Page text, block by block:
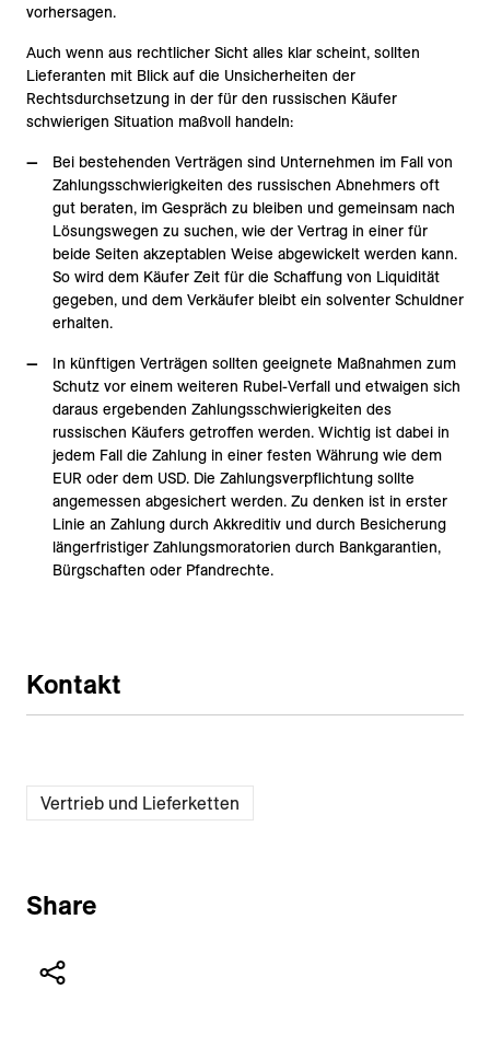
vorhersagen.
Auch wenn aus rechtlicher Sicht alles klar scheint, sollten
Lieferanten mit Blick auf die Unsicherheiten der
Rechtsdurchsetzung in der für den russischen Käufer
schwierigen Situation maßvoll handeln:
Bei bestehenden Verträgen sind Unternehmen im Fall von
Zahlungsschwierigkeiten des russischen Abnehmers oft
gut beraten, im Gespräch zu bleiben und gemeinsam nach
Lösungswegen zu suchen, wie der Vertrag in einer für
beide Seiten akzeptablen Weise abgewickelt werden kann.
So wird dem Käufer Zeit für die Schaffung von Liquidität
gegeben, und dem Verkäufer bleibt ein solventer Schuldner
erhalten.
In künftigen Verträgen sollten geeignete Maßnahmen zum
Schutz vor einem weiteren Rubel-Verfall und etwaigen sich
daraus ergebenden Zahlungsschwierigkeiten des
russischen Käufers getroffen werden. Wichtig ist dabei in
jedem Fall die Zahlung in einer festen Währung wie dem
EUR oder dem USD. Die Zahlungsverpflichtung sollte
angemessen abgesichert werden. Zu denken ist in erster
Linie an Zahlung durch Akkreditiv und durch Besicherung
längerfristiger Zahlungsmoratorien durch Bankgarantien,
Bürgschaften oder Pfandrechte.
Kontakt
Vertrieb und Lieferketten
Share